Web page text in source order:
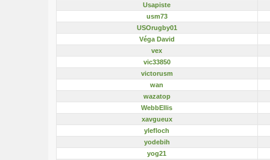
Usapiste
usm73
USOrugby01
Véga David
vex
vic33850
victorusm
wan
wazatop
WebbEllis
xavgueux
ylefloch
yodebih
yog21